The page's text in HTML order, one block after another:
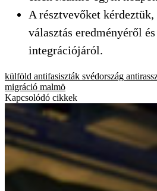
A résztvevőket
választás eredményéről
integrációjáról.
külföld antifasiszták svédország
migráció malmö
Kapcsolódó cikkek